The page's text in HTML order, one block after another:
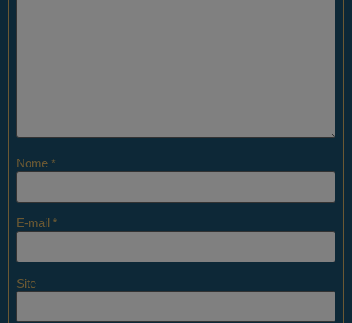
Nome *
E-mail *
Site